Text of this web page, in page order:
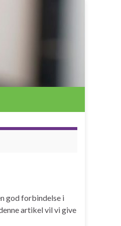
god forbindelse i
artikel vil vi give